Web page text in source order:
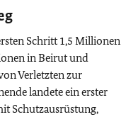
Schritt 1,5 Millionen
in Beirut und
Verletzten zur
landete ein erster
Schutzausrüstung,